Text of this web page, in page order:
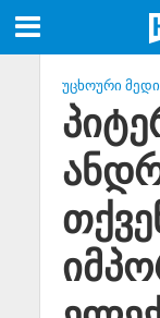
ᲣᲪᲮᲝᲣᲠᲘ